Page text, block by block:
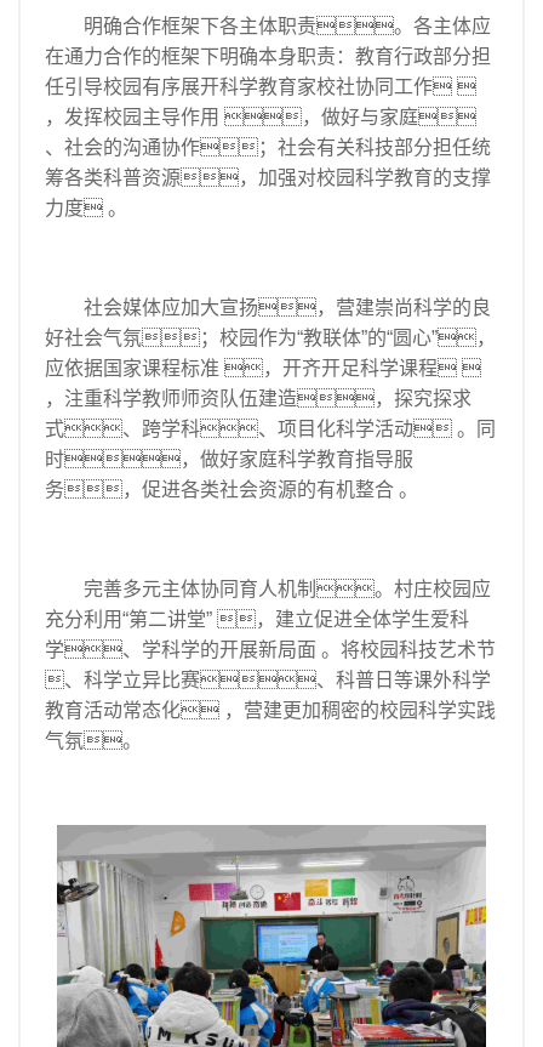
明确合作框架下各主体职责。各主体应
在通力合作的框架下明确本身职责：教育行政部分担
任引导校园有序展开科学教育家校社协同工作 
，发挥校园主导作用 ，做好与家庭
、社会的沟通协作；社会有关科技部分担任统
筹各类科普资源，加强对校园科学教育的支撑
力度 。
社会媒体应加大宣扬，营建崇尚科学的良
好社会气氛；校园作为“教联体”的“圆心”，
应依据国家课程标准 ，开齐开足科学课程 
，注重科学教师师资队伍建造，探究探求
式、跨学科、项目化科学活动 。同
时，做好家庭科学教育指导服
务，促进各类社会资源的有机整合 。
完善多元主体协同育人机制。村庄校园应
充分利用“第二讲堂” ，建立促进全体学生爱科
学、学科学的开展新局面 。将校园科技艺术节
、科学立异比赛、科普日等课外科学
教育活动常态化 ，营建更加稠密的校园科学实践
气氛。